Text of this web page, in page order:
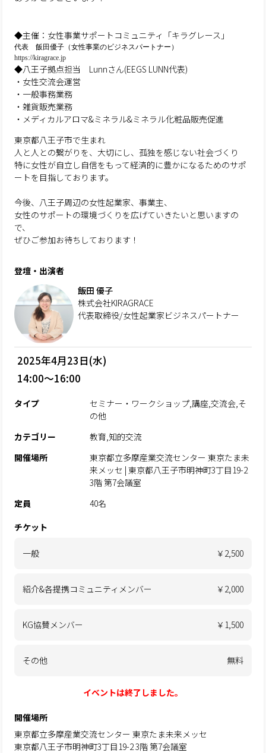
◆主催：女性事業サポートコミュニティ「キラグレース」
代表 飯田優子（女性事業のビジネスパートナー）
https://kiragrace.jp
◆八王子拠点担当 Lunnさん(EEGS LUNN代表)
・女性交流会運営
・一般事務業務
・雑貨販売業務
・メディカルアロマ&ミネラル&ミネラル化粧品販売促進
東京都八王子市で生まれ
人と人との繋がりを、大切にし、孤独を感じない社会づくり
特に女性が自立し自信をもって経済的に豊かになるためのサポ
ートを目指しております。
今後、八王子周辺の女性起業家、事業主、
女性のサポートの環境づくりを広げていきたいと思いますの
で、
ぜひご参加お待ちしております！
登壇・出演者
飯田 優子
株式会社KIRAGRACE
代表取締役/女性起業家ビジネスパートナー
2025年4月23日(水)
14:00～16:00
タイプ
セミナー・ワークショップ,講座,交流会,そ
の他
カテゴリー
教育,知的交流
開催場所
東京都立多摩産業交流センター 東京たま未
来メッセ | 東京都八王子市明神町3丁目19-2
3階 第7会議室
定員
40名
チケット
一般 ￥2,500
紹介&各提携コミュニティメンバー ￥2,000
KG協賛メンバー ￥1,500
その他 無料
イベントは終了しました。
開催場所
東京都立多摩産業交流センター 東京たま未来メッセ
東京都八王子市明神町3丁目19-2 3階 第7会議室